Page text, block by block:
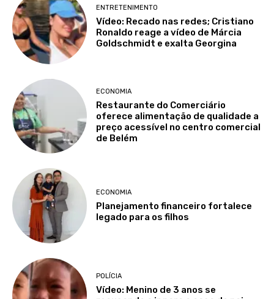
ENTRETENIMENTO
Vídeo: Recado nas redes; Cristiano
Ronaldo reage a vídeo de Márcia
Goldschmidt e exalta Georgina
ECONOMIA
Restaurante do Comerciário
oferece alimentação de qualidade a
preço acessível no centro comercial
de Belém
ECONOMIA
Planejamento financeiro fortalece
legado para os filhos
POLÍCIA
Vídeo: Menino de 3 anos se